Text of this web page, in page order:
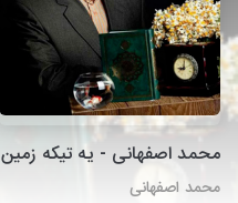
محمد اصفهانی - یه تیکه زمین
محمد اصفهانی